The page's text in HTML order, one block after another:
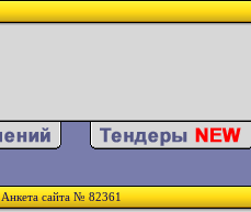
Анкета сайта № 82361